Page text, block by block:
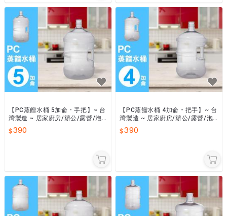
【PC蒸餾水桶 5加侖 - 手把】~ 台
灣製造 ~ 居家廚房/辦公/露營/泡
茶/飲用水/桶裝水【SU-814W】
390
【PC蒸餾水桶 4加侖 - 把手】~ 台
灣製造 ~ 居家廚房/辦公/露營/泡
茶/飲用水/桶裝水【SU-811W】
390